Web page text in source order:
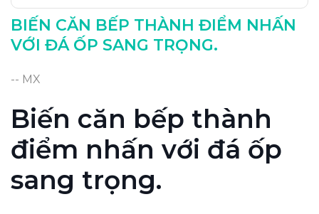
BIẾN CĂN BẾP THÀNH ĐIỂM NHẤN
VỚI ĐÁ ỐP SANG TRỌNG.
-- MX
Biến căn bếp thành
điểm nhấn với đá ốp
sang trọng.